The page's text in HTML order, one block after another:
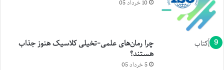
10 خرداد 05
چرا رمان‌های علمی-تخیلی کلاسیک هنوز جذاب
هستند؟
5 خرداد 05